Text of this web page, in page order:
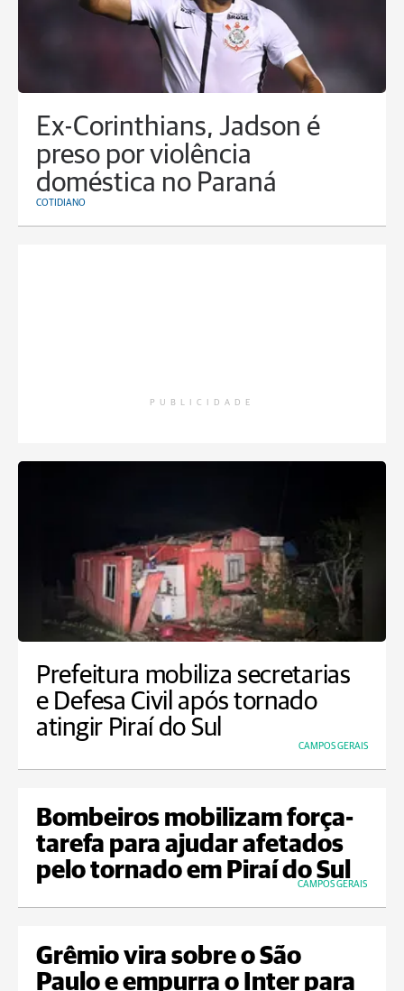
Ex-Corinthians, Jadson é
preso por violência
doméstica no Paraná
COTIDIANO
PUBLICIDADE
Prefeitura mobiliza secretarias
e Defesa Civil após tornado
atingir Piraí do Sul
CAMPOS GERAIS
Bombeiros mobilizam força-
tarefa para ajudar afetados
pelo tornado em Piraí do Sul
CAMPOS GERAIS
Grêmio vira sobre o São
Paulo e empurra o Inter para